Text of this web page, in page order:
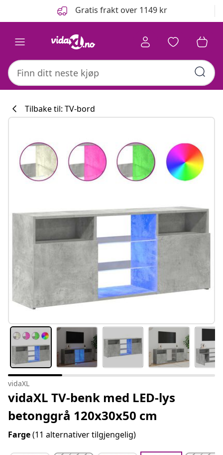
Gratis frakt over 1149 kr
Tilbake til: TV-bord
vidaXL
vidaXL TV-benk med LED-lys
betonggrå 120x30x50 cm
Farge(11 alternativer tilgjengelig)